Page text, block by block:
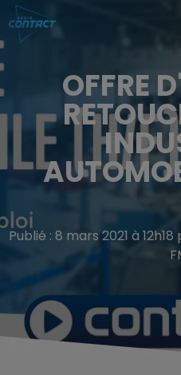
OFFRE
Publié : 8 mars 2021 à